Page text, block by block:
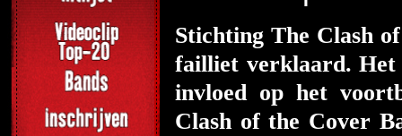
Stichting The Clash
failliet verklaard.
invloed op het
Clash of the Cover B